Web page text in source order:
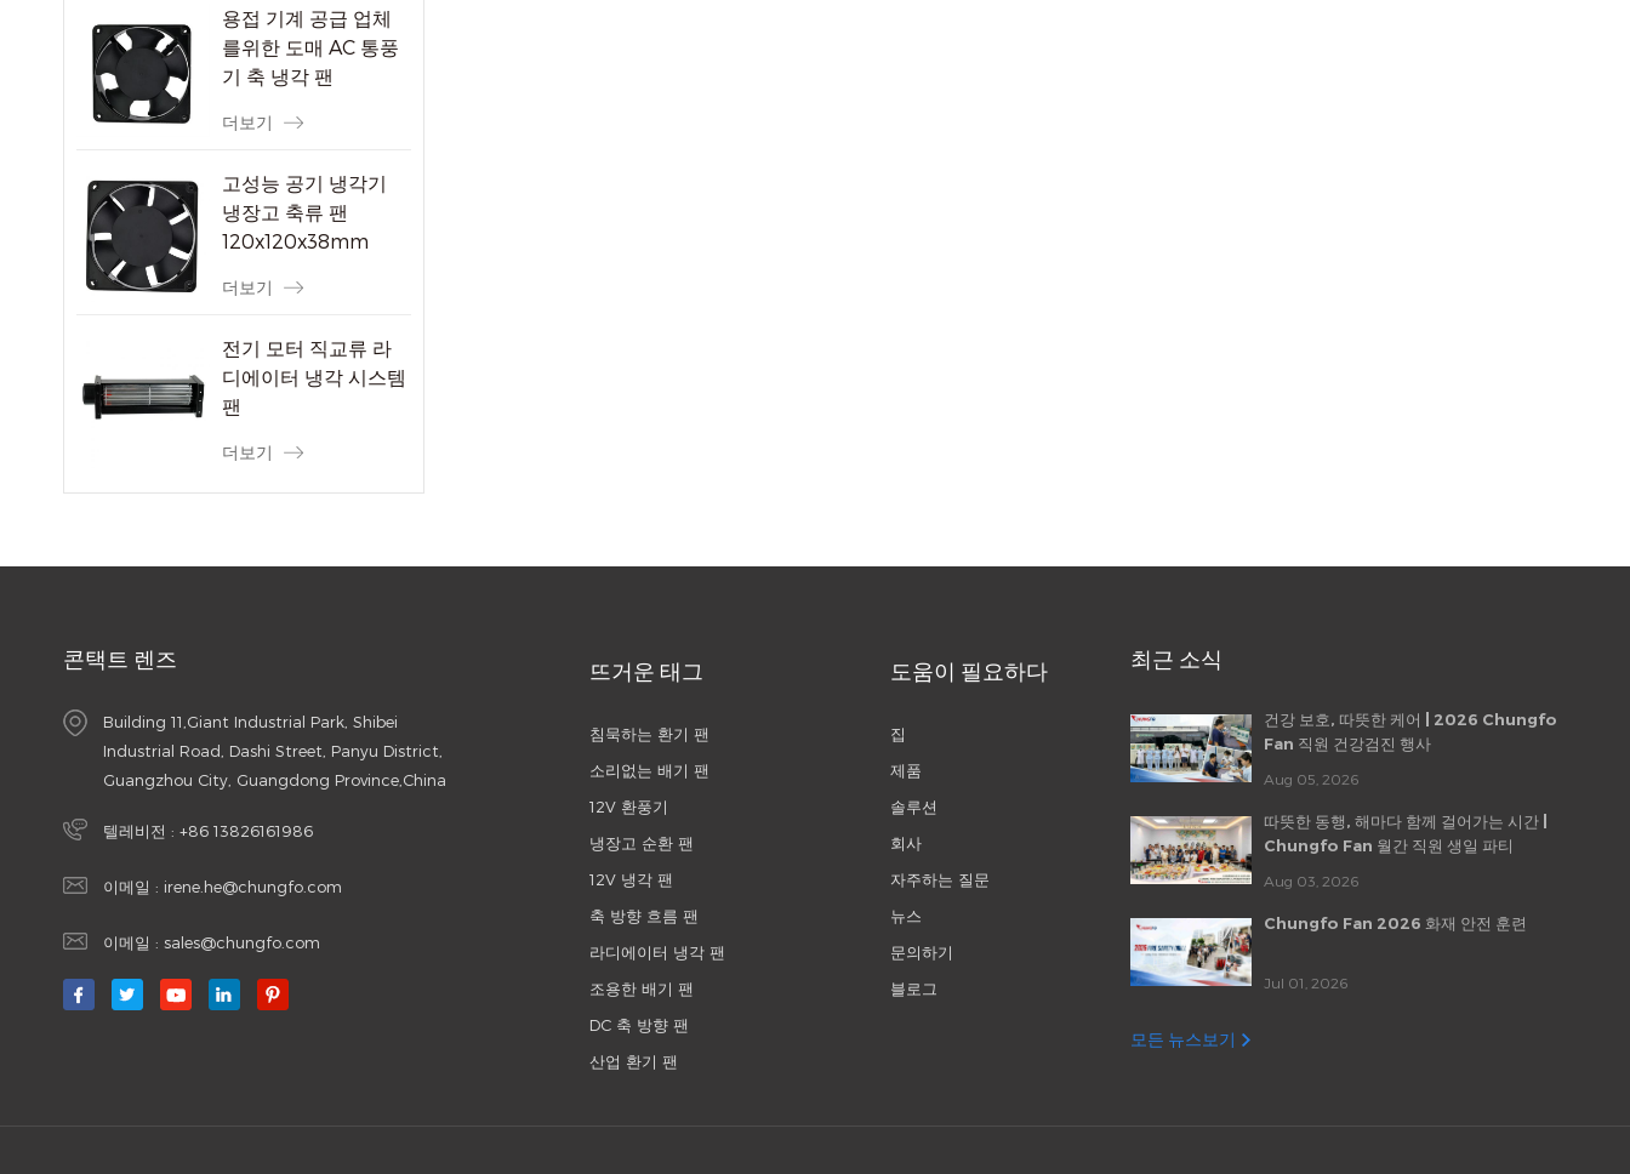
용접 기계 공급 업체
를위한 도매 AC 통풍
기 축 냉각 팬
더보기
고성능 공기 냉각기
냉장고 축류 팬
120x120x38mm
더보기
전기 모터 직교류 라
디에이터 냉각 시스템
팬
더보기
콘택트 렌즈
Building 11,Giant Industrial Park, Shibei
Industrial Road, Dashi Street, Panyu District,
Guangzhou City, Guangdong Province,China
텔레비전 : +86 13826161986
이메일 : irene.he@chungfo.com
이메일 : sales@chungfo.com
뜨거운 태그
침묵하는 환기 팬
소리없는 배기 팬
12V 환풍기
냉장고 순환 팬
12V 냉각 팬
축 방향 흐름 팬
라디에이터 냉각 팬
조용한 배기 팬
DC 축 방향 팬
산업 환기 팬
도움이 필요하다
집
제품
솔루션
회사
자주하는 질문
뉴스
문의하기
블로그
최근 소식
건강 보호, 따뜻한 케어 | 2026 Chungfo
Fan 직원 건강검진 행사
Aug 05, 2026
따뜻한 동행, 해마다 함께 걸어가는 시간 |
Chungfo Fan 월간 직원 생일 파티
Aug 03, 2026
Chungfo Fan 2026 화재 안전 훈련
Jul 01, 2026
모든 뉴스보기